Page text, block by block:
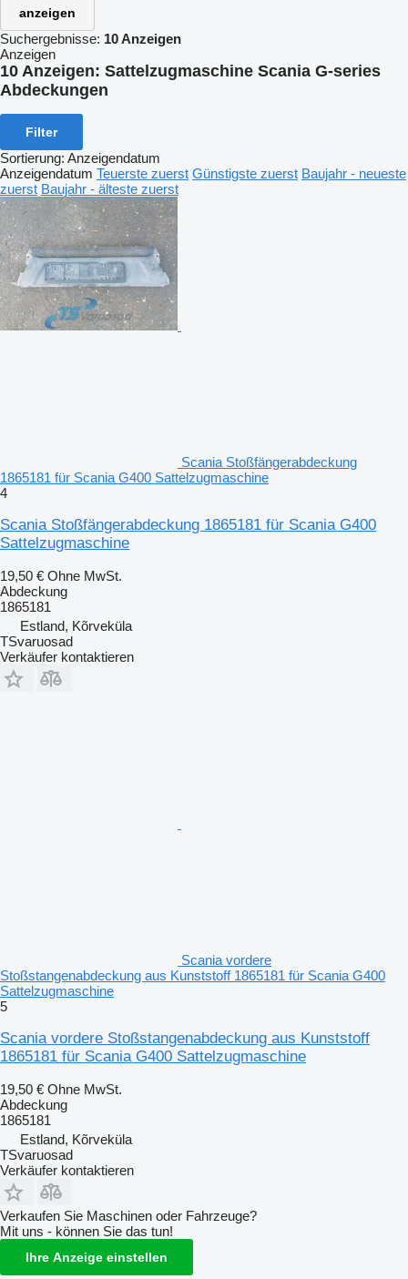
anzeigen
Suchergebnisse: 10 Anzeigen
Anzeigen
10 Anzeigen: Sattelzugmaschine Scania G-series
Abdeckungen
Filter
Sortierung: Anzeigendatum
Anzeigendatum Teuerste zuerst Günstigste zuerst Baujahr - neueste
zuerst Baujahr - älteste zuerst
Scania Stoßfängerabdeckung
1865181 für Scania G400 Sattelzugmaschine
4
Scania Stoßfängerabdeckung 1865181 für Scania G400
Sattelzugmaschine
19,50 € Ohne MwSt.
Abdeckung
1865181
Estland, Kõrveküla
TSvaruosad
Verkäufer kontaktieren
Scania vordere
Stoßstangenabdeckung aus Kunststoff 1865181 für Scania G400
Sattelzugmaschine
5
Scania vordere Stoßstangenabdeckung aus Kunststoff
1865181 für Scania G400 Sattelzugmaschine
19,50 € Ohne MwSt.
Abdeckung
1865181
Estland, Kõrveküla
TSvaruosad
Verkäufer kontaktieren
Verkaufen Sie Maschinen oder Fahrzeuge?
Mit uns - können Sie das tun!
Ihre Anzeige einstellen